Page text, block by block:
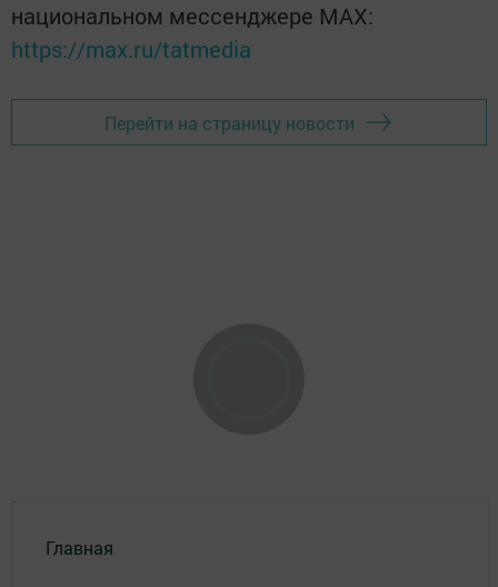
национальном мессенджере MАХ:
https://max.ru/tatmedia
Перейти на страницу новости
Главная